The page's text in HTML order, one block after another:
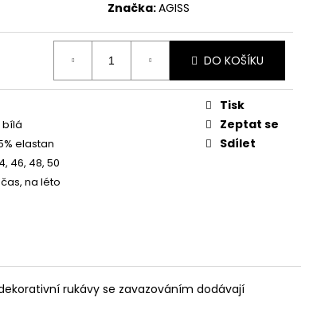
Značka:AGISS
DO KOŠÍKU
bílá
elastan
46, 48, 50
na léto
Tisk
Zeptat se
Sdílet
rukávy se zavazováním dodávají
- ČERVENÉ